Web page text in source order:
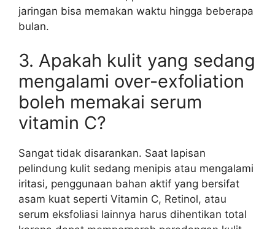
jaringan bisa memakan waktu hingga beberapa
bulan.
3. Apakah kulit yang sedang
mengalami over-exfoliation
boleh memakai serum
vitamin C?
Sangat tidak disarankan. Saat lapisan
pelindung kulit sedang menipis atau mengalami
iritasi, penggunaan bahan aktif yang bersifat
asam kuat seperti Vitamin C, Retinol, atau
serum eksfoliasi lainnya harus dihentikan total